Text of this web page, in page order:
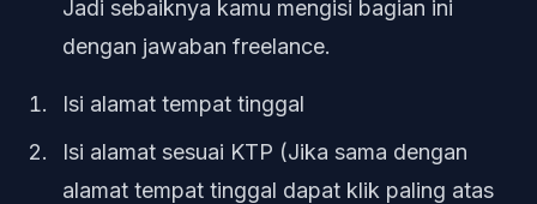
Jadi sebaiknya kamu mengisi bagian ini
dengan jawaban freelance.
Isi alamat tempat tinggal
Isi alamat sesuai KTP (Jika sama dengan
alamat tempat tinggal dapat klik paling atas